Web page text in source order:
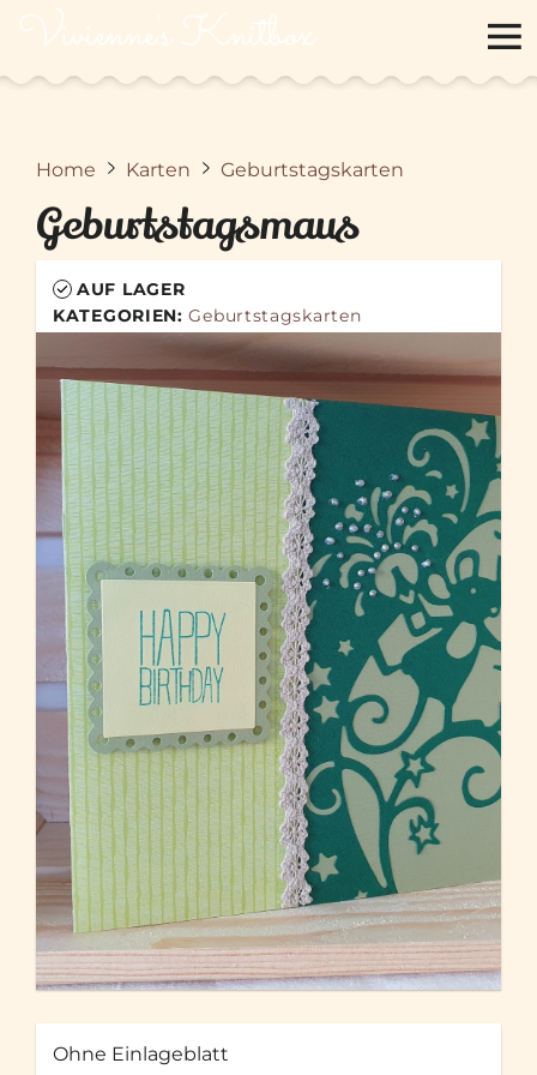
Vivienne's Knitbox
Home Karten Geburtstagskarten
Geburtstagsmaus
AUF LAGER
KATEGORIEN:Geburtstagskarten
Ohne Einlageblatt